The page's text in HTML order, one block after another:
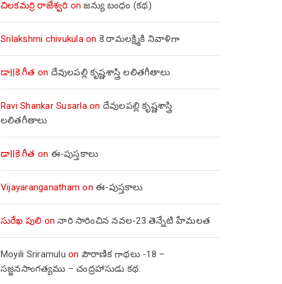
చిలకమర్రి రాజేశ్వరి onజన్యు బంధం (కథ)
Srilakshmi chivukulaon కె.రామలక్ష్మికి నివాళిగా
డా||కె.గీత on దేవులపల్లి కృష్ణశాస్త్రి లలితగీతాలు
Ravi Shankar Susarlaon దేవులపల్లి కృష్ణశాస్త్రి
లలితగీతాలు
డా||కె.గీత on ఈ-పుస్తకాలు
Vijayaranganatham onఈ-పుస్తకాలు
సురేఖ పులి onనారి సారించిన నవల-23 తెన్నేటి హేమలత
Moyili Sriramulu on పౌరాణిక గాథలు -18 –
సజ్జనసాంగత్యము – చంద్రహాసుడు కథ.